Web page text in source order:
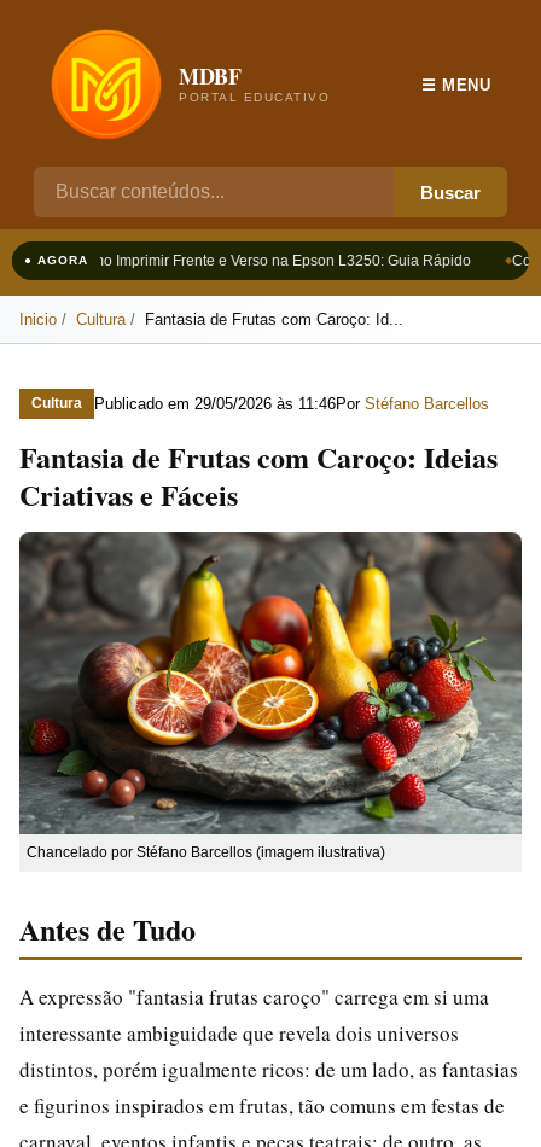
MDBF
PORTAL EDUCATIVO
Buscar
☰ MENU
● AGORAComo Imprimir Frente e Verso na Epson L3250: Guia Rápido
Inicio Cultura Fantasia de Frutas com Caroço: Id...
Cultura Publicado em 29/05/2026 às 11:46Por Stéfano Barcellos
Fantasia de Frutas com Caroço: Ideias
Criativas e Fáceis
Chancelado por Stéfano Barcellos (imagem ilustrativa)
Antes de Tudo
A expressão "fantasia frutas caroço" carrega em si uma
interessante ambiguidade que revela dois universos
distintos, porém igualmente ricos: de um lado, as fantasias
e figurinos inspirados em frutas, tão comuns em festas de
carnaval, eventos infantis e peças teatrais; de outro, as